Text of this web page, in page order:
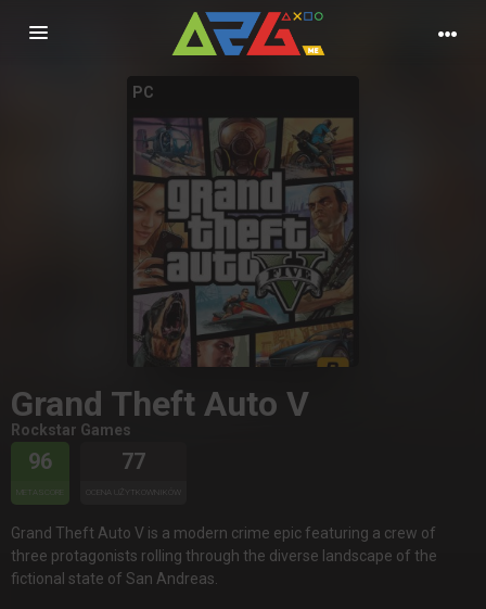
Nawigacja
PC
Grand Theft Auto V
Rockstar Games
96
METASCORE
77
OCENA UŻYTKOWNIKÓW
Grand Theft Auto V is a modern crime epic featuring a crew of
three protagonists rolling through the diverse landscape of the
fictional state of San Andreas.